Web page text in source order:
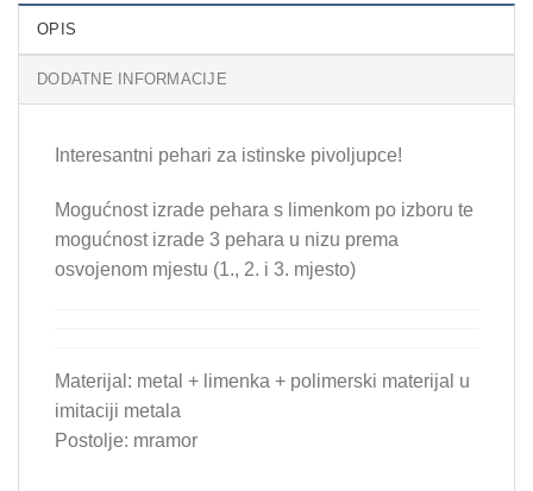
OPIS
DODATNE INFORMACIJE
Interesantni pehari za istinske pivoljupce!
Mogućnost izrade pehara s limenkom po izboru te
mogućnost izrade 3 pehara u nizu prema
osvojenom mjestu (1., 2. i 3. mjesto)
Materijal: metal + limenka + polimerski materijal u
imitaciji metala
Postolje: mramor